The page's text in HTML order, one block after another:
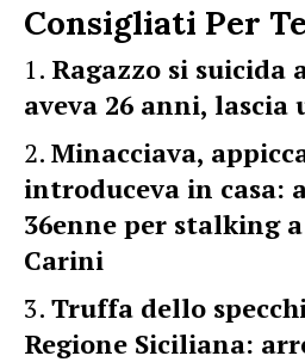
Consigliati Per Te
Ragazzo si suicida
aveva 26 anni, lascia
Minacciava,
introduceva in casa:
36enne per stalking
Carini
Truffa dello
Regione Siciliana: